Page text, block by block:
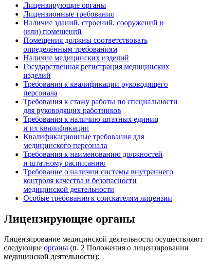
Лицензирующие органы
Лицензионные требования
Наличие зданий, строений, сооружений и
(или) помещений
Помещения должны соответствовать
определённым требованиям
Наличие медицинских изделий
Государственная регистрация медицинских
изделий
Требования к квалификации руководящего
персонала
Требования к стажу работы по специальности
для руководящих работников
Требования к наличию штатных единиц
и их квалификации
Квалификационные требования для
медицинского персонала
Требования к наименованию должностей
и штатному расписанию
Требование о наличии системы внутреннего
контроля качества и безопасности
медицинской деятельности
Особые требования к соискателям лицензии
Лицензирующие органы
Лицензирование медицинской деятельности осуществляют
следующие органы (п. 2 Положения о лицензировании
медицинской деятельности):